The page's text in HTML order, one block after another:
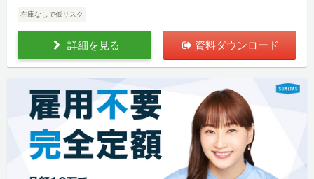
在庫なしで低リスク
詳細を見る 資料ダウンロード